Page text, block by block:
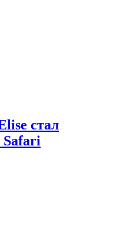
стал
Safari